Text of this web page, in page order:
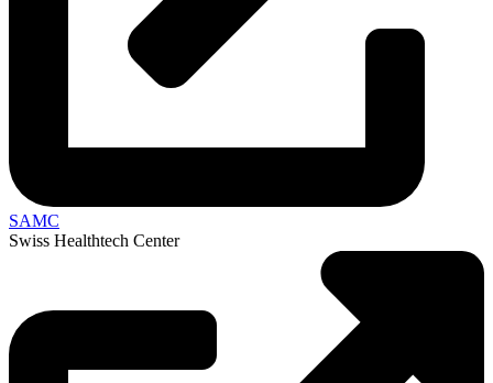
SAMC
Swiss Healthtech Center